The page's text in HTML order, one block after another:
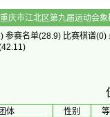
- 2023年重庆市江
参赛名单(28.9) 比赛棋谱(0)
团体 性别